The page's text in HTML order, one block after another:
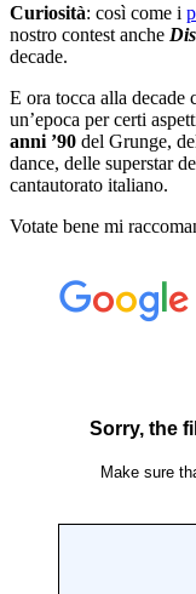
Curiosità: così come i
nostro contest anche
decade.
E ora tocca alla decade
un’epoca per certi
anni ’90 del Grunge,
dance, delle superstar
cantautorato italiano.
Votate bene mi